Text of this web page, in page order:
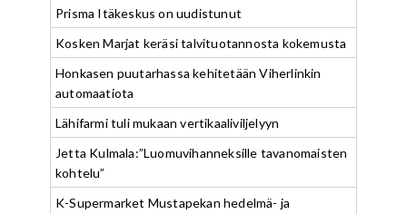
Prisma Itäkeskus on uudistunut
Kosken Marjat keräsi talvituotannosta kokemusta
Honkasen puutarhassa kehitetään Viherlinkin
automaatiota
Lähifarmi tuli mukaan vertikaaliviljelyyn
Jetta Kulmala:”Luomuvihanneksille tavanomaisten
kohtelu”
K-Supermarket Mustapekan hedelmä- ja